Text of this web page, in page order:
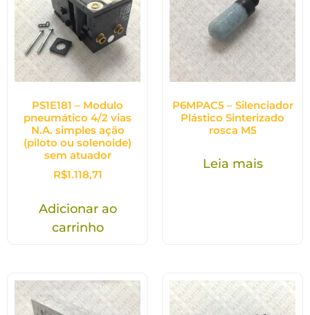
PS1E181 – Modulo
pneumático 4/2 vias
N.A. simples ação
(piloto ou solenoide)
sem atuador
R$1.118,71
Adicionar ao
carrinho
P6MPAC5 – Silenciador
Plástico Sinterizado
rosca M5
Leia mais